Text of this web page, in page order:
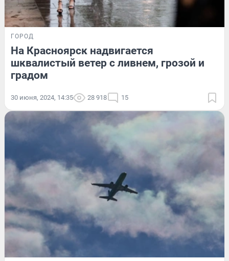
ГОРОД
На Красноярск надвигается
шквалистый ветер с ливнем, грозой и
градом
30 июня, 2024, 14:35 28 918 15